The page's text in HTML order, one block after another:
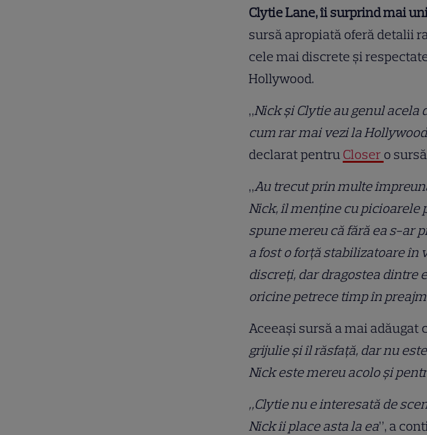
Clytie Lane, îi surprind mai
sursă apropiată oferă detalii
cele mai discrete și
Hollywood.
„Nick și Clytie au genul acela
cum rar mai vezi la
declarat pentruCloser o
„Au trecut prin multe
Nick, îl menține cu picioarele
spune mereu că fără ea s-ar
a fost o forță stabilizatoare în
discreți, dar dragostea dintre
oricine petrece timp în
Aceeași sursă a mai adăugat
grijulie și îl răsfață, dar nu
Nick este mereu acolo și
„Clytie nu e interesată de
Nick îi place asta la ea”, a